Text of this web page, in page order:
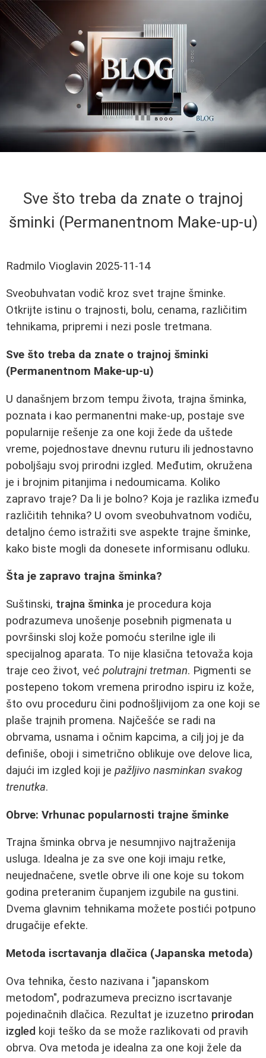
Sve što treba da znate o trajnoj
šminki (Permanentnom Make-up-u)
Radmilo Vioglavin 2025-11-14
Sveobuhvatan vodič kroz svet trajne šminke.
Otkrijte istinu o trajnosti, bolu, cenama, različitim
tehnikama, pripremi i nezi posle tretmana.
Sve što treba da znate o trajnoj šminki
(Permanentnom Make-up-u)
U današnjem brzom tempu života, trajna šminka,
poznata i kao permanentni make-up, postaje sve
popularnije rešenje za one koji žede da uštede
vreme, pojednostave dnevnu ruturu ili jednostavno
poboljšaju svoj prirodni izgled. Međutim, okružena
je i brojnim pitanjima i nedoumicama. Koliko
zapravo traje? Da li je bolno? Koja je razlika između
različitih tehnika? U ovom sveobuhvatnom vodiču,
detaljno ćemo istražiti sve aspekte trajne šminke,
kako biste mogli da donesete informisanu odluku.
Šta je zapravo trajna šminka?
Suštinski, trajna šminka je procedura koja
podrazumeva unošenje posebnih pigmenata u
površinski sloj kože pomoću sterilne igle ili
specijalnog aparata. To nije klasična tetovaža koja
traje ceo život, već polutrajni tretman. Pigmenti se
postepeno tokom vremena prirodno ispiru iz kože,
što ovu proceduru čini podnošljivijom za one koji se
plaše trajnih promena. Najčešće se radi na
obrvama, usnama i očnim kapcima, a cilj joj je da
definiše, oboji i simetrično oblikuje ove delove lica,
dajući im izgled koji je pažljivo nasminkan svakog
trenutka.
Obrve: Vrhunac popularnosti trajne šminke
Trajna šminka obrva je nesumnjivo najtraženija
usluga. Idealna je za sve one koji imaju retke,
neujednačene, svetle obrve ili one koje su tokom
godina preteranim čupanjem izgubile na gustini.
Dvema glavnim tehnikama možete postići potpuno
drugačije efekte.
Metoda iscrtavanja dlačica (Japanska metoda)
Ova tehnika, često nazivana i "japanskom
metodom", podrazumeva precizno iscrtavanje
pojedinačnih dlačica. Rezultat je izuzetno prirodan
izgled koji teško da se može razlikovati od pravih
obrva. Ova metoda je idealna za one koji žele da